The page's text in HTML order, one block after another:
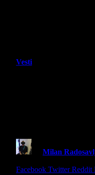
Vesti
Milan
Facebook Twitter Reddit